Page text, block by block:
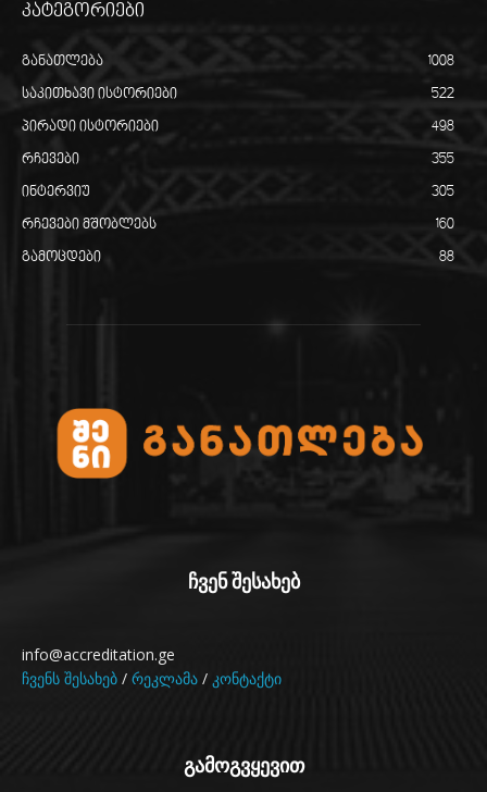
კატეგორიები
განათლება 1008
საკითხავი ისტორიები 522
პირადი ისტორიები 498
რჩევები 355
ინტერვიუ 305
რჩევები მშობლებს 160
გამოცდები 88
ჩვენ შესახებ
info@accreditation.ge
ჩვენს შესახებ / რეკლამა / კონტაქტი
გამოგვყევით